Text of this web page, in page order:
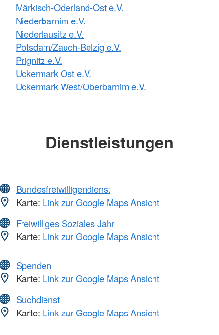
Märkisch-Oderland-Ost e.V.
Niederbarnim e.V.
Niederlausitz e.V.
Potsdam/Zauch-Belzig e.V.
Prignitz e.V.
Uckermark Ost e.V.
Uckermark West/Oberbarnim e.V.
Dienstleistungen
Bundesfreiwilligendienst
Karte: Link zur Google Maps Ansicht
Freiwilliges Soziales Jahr
Karte: Link zur Google Maps Ansicht
Spenden
Karte: Link zur Google Maps Ansicht
Suchdienst
Karte: Link zur Google Maps Ansicht